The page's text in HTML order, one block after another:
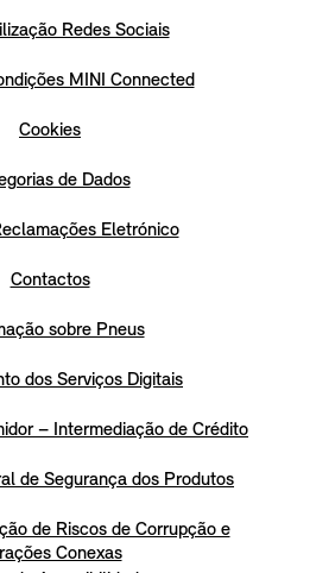
Redes Sociais
MINI Connected
Cookies
de Dados
Eletrónico
Contactos
sobre Pneus
dos Serviços Digitais
– Intermediação de Crédito
de Segurança dos Produtos
de Riscos de Corrupção e
Conexas